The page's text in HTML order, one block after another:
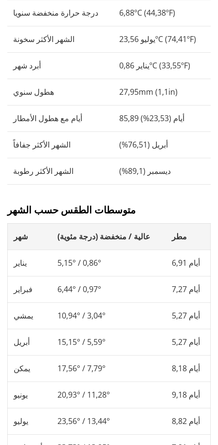
درجة حرارة منخفضة سنويا 6,88ºC (44,38ºF)
الشهر الأكثر سخونة يوليو 23,56ºC (74,41ºF)
أبرد شهر يناير 0,86ºC (33,55ºF)
هطول سنوي 27,95mm (1,1in)
أيام مع هطول الأمطار 85,89 أيام (23,53%)
الشهر الأكثر جفافاً أبريل (76,51%)
الشهر الأكثر رطوبة ديسمبر (89,1%)
متوسطات الطقس حسب الشهر
شهر عالية / منخفضة (درجة مئوية) مطر
يناير 5,15° / 0,86° 6,91 أيام
فبراير 6,44° / 0,97° 7,27 أيام
يمشي 10,94° / 3,04° 5,27 أيام
أبريل 15,15° / 5,59° 5,27 أيام
يمكن 17,56° / 7,79° 8,18 أيام
يونيو 20,93° / 11,28° 9,18 أيام
يوليو 23,56° / 13,44° 8,82 أيام